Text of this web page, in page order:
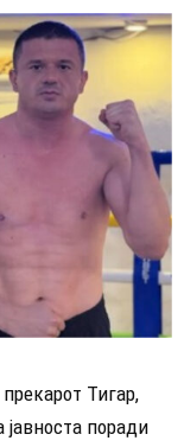
Тигар,
поради